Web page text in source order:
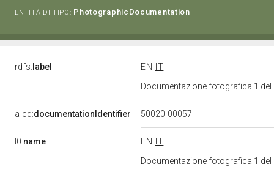
ENTITÀ DI TIPO: PhotographicDocumentation
rdfs: label EN
IT
Documentazione fotografica 1
a-cd:documentationIdentifier 50020-00057
l0:name EN
IT
Documentazione fotografica 1